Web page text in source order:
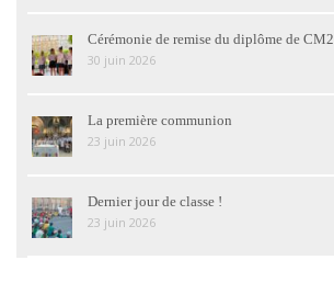
Cérémonie de remise du diplôme de CM2
30 juin 2026
La première communion
23 juin 2026
Dernier jour de classe !
23 juin 2026